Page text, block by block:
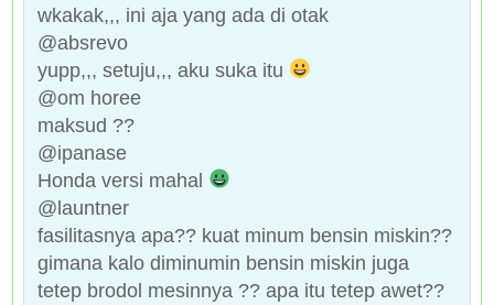
wkakak,,, ini aja yang ada di otak
@absrevo
yupp,,, setuju,,, aku suka itu
@om horee
maksud ??
@ipanase
Honda versi mahal
@launtner
fasilitasnya apa?? kuat minum bensin miskin??
gimana kalo diminumin bensin miskin juga
tetep brodol mesinnya ?? apa itu tetep awet??